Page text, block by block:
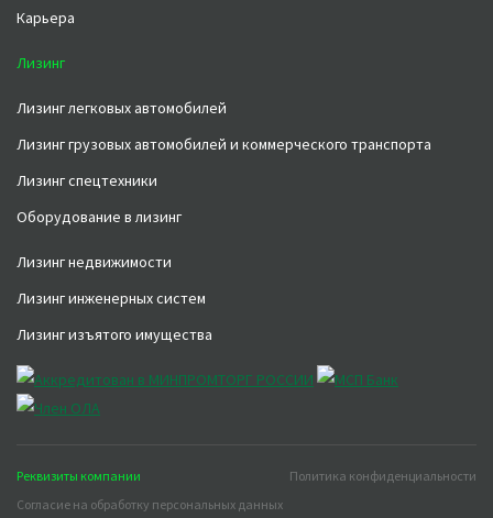
Карьера
Лизинг
Лизинг легковых автомобилей
Лизинг грузовых автомобилей и коммерческого транспорта
Лизинг спецтехники
Оборудование в лизинг
Лизинг недвижимости
Лизинг инженерных систем
Лизинг изъятого имущества
Реквизиты компании
Политика конфиденциальности
Согласие на обработку персональных данных